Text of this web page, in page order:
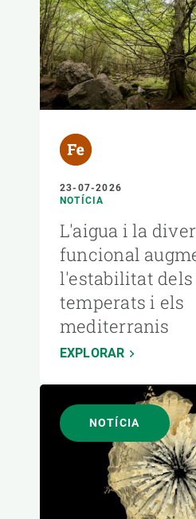
23-07-2026
NOTÍCIA
L'aigua i la
funcional
l'estabilitat dels
temperats i els
mediterranis
EXPLORAR
NOTÍCIA